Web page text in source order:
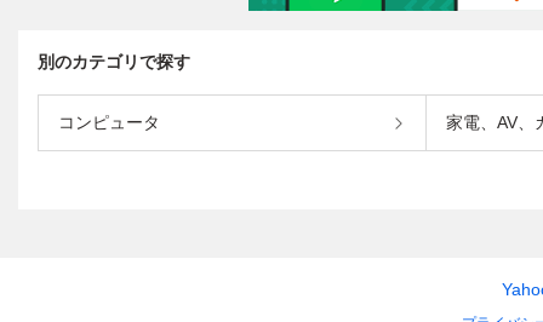
別のカテゴリで探す
コンピュータ 家電、AV、